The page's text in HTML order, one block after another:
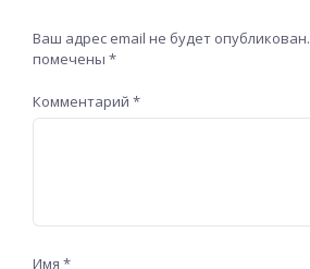
Ваш адрес email не будет опубликован.
помечены *
Комментарий *
Имя *